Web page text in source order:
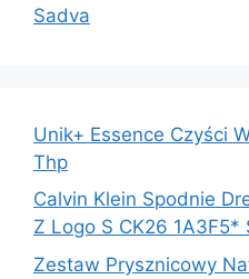
Sadva
Unik+ Essence Czyści
Thp
Calvin Klein Spodnie
Z Logo S CK26 1A3F5*
Zestaw Prysznicowy